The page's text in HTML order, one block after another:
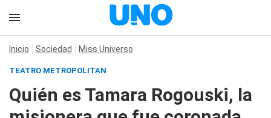
Inicio Sociedad Miss Universo
TEATRO METROPOLITAN
Quién es Tamara Rogouski, la